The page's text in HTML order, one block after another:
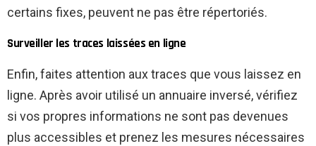
certains fixes, peuvent ne pas être répertoriés.
Surveiller les traces laissées en ligne
Enfin, faites attention aux traces que vous laissez en
ligne. Après avoir utilisé un annuaire inversé, vérifiez
si vos propres informations ne sont pas devenues
plus accessibles et prenez les mesures nécessaires